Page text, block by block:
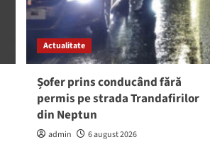
Actualitate
Șofer prins conducând fără
permis pe strada Trandafirilor
din Neptun
admin 6 august 2026